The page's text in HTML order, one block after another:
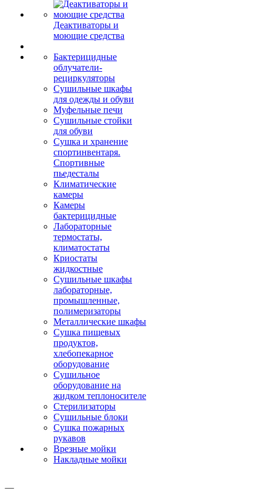
Деактиваторы и
моющие средства
Бактерицидные
облучатели-
рециркуляторы
Сушильные шкафы
для одежды и обуви
Муфельные печи
Сушильные стойки
для обуви
Сушка и хранение
спортинвентаря.
Спортивные
пьедесталы
Климатические
камеры
Камеры
бактерицидные
Лабораторные
термостаты,
климатостаты
Криостаты
жидкостные
Сушильные шкафы
лабораторные,
промышленные,
полимеризаторы
Металлические шкафы
Сушка пищевых
продуктов,
хлебопекарное
оборудование
Сушильное
оборудование на
жидком теплоносителе
Стерилизаторы
Сушильные блоки
Сушка пожарных
рукавов
Врезные мойки
Накладные мойки